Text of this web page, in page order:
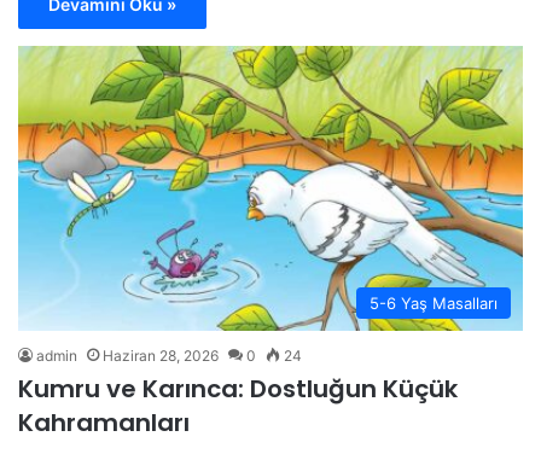
Devamını Oku »
5-6 Yaş Masalları
admin Haziran 28, 2026 0 24
Kumru ve Karınca: Dostluğun Küçük
Kahramanları